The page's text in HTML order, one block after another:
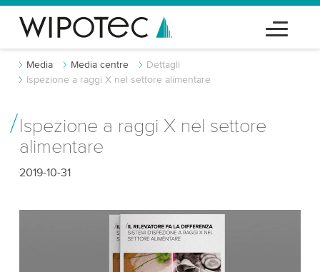
Media Media centre
Dettagli
Ispezione a raggi X nel settore alimentare
Ispezione a raggi X nel settore
alimentare
2019-10-31